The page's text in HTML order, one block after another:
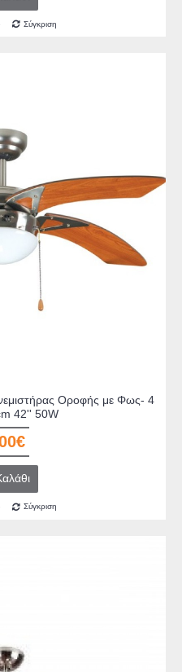
Σύγκριση
Οροφής με Φως- 4
42'' 50W
Σύγκριση